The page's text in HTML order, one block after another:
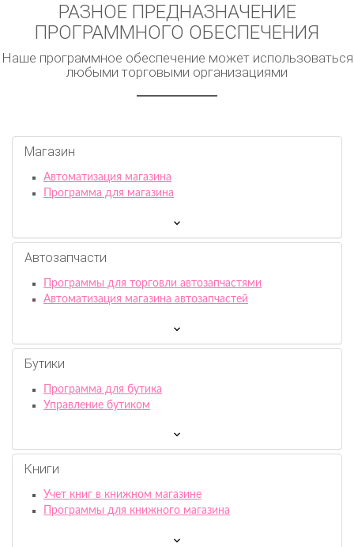
РАЗНОЕ ПРЕДНАЗНАЧЕНИЕ
ПРОГРАММНОГО ОБЕСПЕЧЕНИЯ
Наше программное обеспечение может использоваться
любыми торговыми организациями
Магазин
Автоматизация магазина
Программа для магазина
Автозапчасти
Программы для торговли автозапчастями
Автоматизация магазина автозапчастей
Бутики
Программа для бутика
Управление бутиком
Книги
Учет книг в книжном магазине
Программы для книжного магазина